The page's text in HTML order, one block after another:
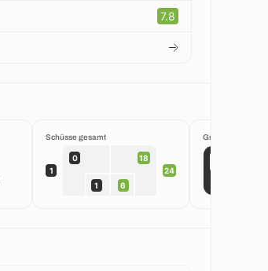
7.8
Schüsse gesamt
1
0 18
1 6
24
Großchancen